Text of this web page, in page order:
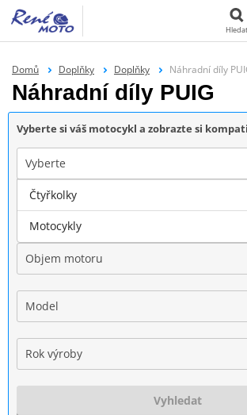
Hledat
Domů Doplňky Doplňky Náhradní díly
Náhradní díly PUIG
Vyberte si váš motocykl a zobrazte si
Vyberte
Značka
Objem motoru
Model
Rok výroby
Vyhledat
Čtyřkolky
Motocykly